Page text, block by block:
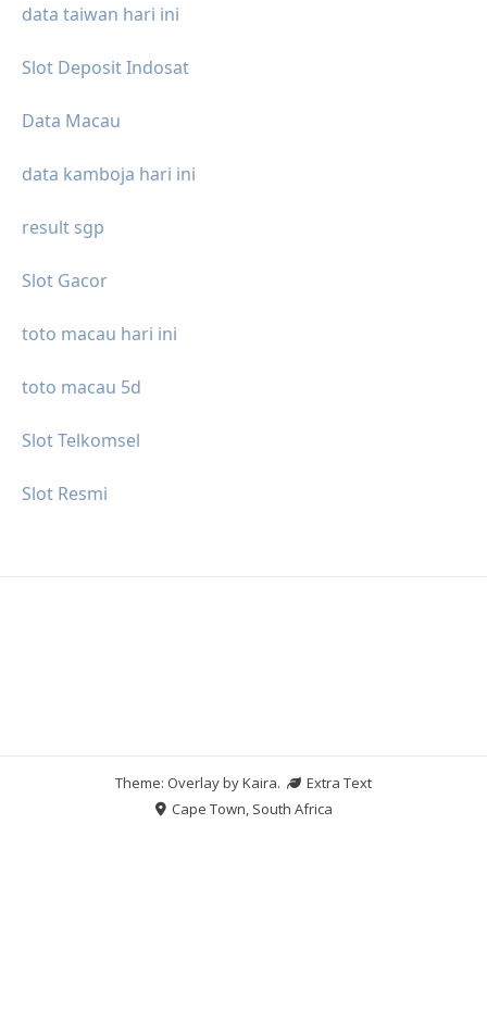
data taiwan hari ini
Slot Deposit Indosat
Data Macau
data kamboja hari ini
result sgp
Slot Gacor
toto macau hari ini
toto macau 5d
Slot Telkomsel
Slot Resmi
Theme: Overlay byKaira.
Extra Text
Cape Town, South Africa